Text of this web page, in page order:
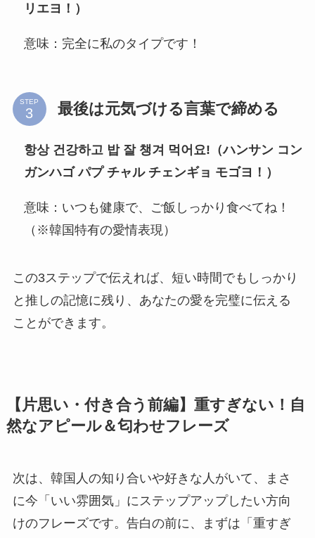
リエヨ！）
意味：完全に私のタイプです！
STEP 最後は元気づける言葉で締める
항상 건강하고 밥 잘 챙겨 먹어요!（ハンサン コン
ガンハゴ パプ チャル チェンギョ モゴヨ！）
意味：いつも健康で、ご飯しっかり食べてね！
（※韓国特有の愛情表現）
この3ステップで伝えれば、短い時間でもしっかり
と推しの記憶に残り、あなたの愛を完璧に伝える
ことができます。
【片思い・付き合う前編】重すぎない！自
然なアピール＆匂わせフレーズ
次は、韓国人の知り合いや好きな人がいて、まさ
に今「いい雰囲気」にステップアップしたい方向
けのフレーズです。告白の前に、まずは「重すぎ